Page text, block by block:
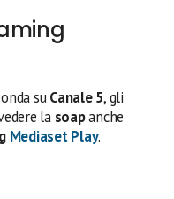
suCanale 5, gli
la soapanche
Mediaset Play.